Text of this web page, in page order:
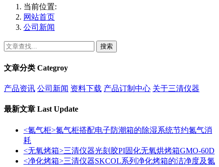
当前位置:
网站首页
公司新闻
搜索
文章分类 Categroy
产品资讯 公司新闻 资料下载 产品订制中心 关于三清仪器
最新文章 Last Update
<氮气柜>氮气柜搭配电子防潮箱的除湿系统节约氮气消
耗
<无氧烤箱>三清仪器光刻胶PI固化无氧烘烤箱GMO-60D
<净化烤箱>三清仪器SKCOL系列净化烤箱的洁净度及氮